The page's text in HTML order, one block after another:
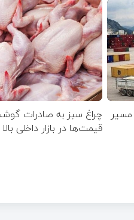
چراغ سبز به صادرات
قیمت‌ها در بازار داخلی